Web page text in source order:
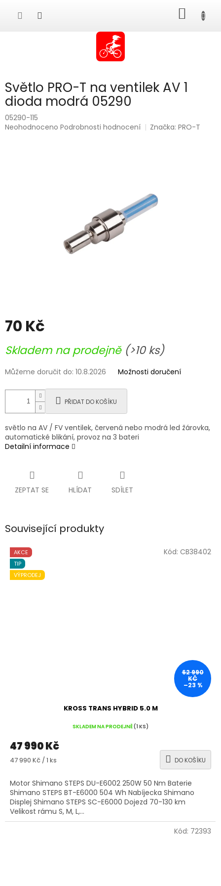
KOŠÍK
Světlo PRO-T na ventilek AV 1
dioda modrá 05290
05290-115
Průměrné
Neohodnoceno Podrobnosti hodnocení Značka:PRO-T
70 Kč
cena:
Skladem na prodejně (>10 ks)
Můžeme doručit do: 10.8.2026 Možnosti doručení
PŘIDAT DO KOŠÍKU
světlo na AV / FV ventilek, červená nebo modrá led žárovka,
automatické blikání, provoz na 3 bateri
Detailní informace
ZEPTAT SE HLÍDAT SDÍLET
Související produkty
AKCE
TIP
VÝPRODEJ
62 990
KČ
–23 %
KROSS TRANS HYBRID 5.0 M
SKLADEM NA PRODEJNĚ(1 KS)
47 990 Kč
Měrná
47 990 Kč / 1 ks DO KOŠÍKU
Motor Shimano STEPS DU-E6002 250W 50 Nm Baterie
Shimano STEPS BT-E6000 504 Wh Nabíjecka Shimano
Displej Shimano STEPS SC-E6000 Dojezd 70-130 km
Velikost rámu S, M, L,...
Kód: CB38402
Kód: 72393